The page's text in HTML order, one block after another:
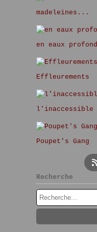
madeleines...
en eaux
Effleurements
l'inaccessible
Poupet's Gang
Recherche